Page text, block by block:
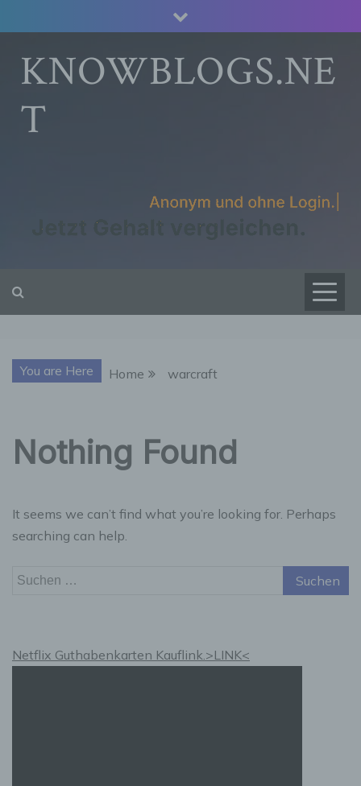
to
contentKNOWBLOGS.NE
T
You are Here Home warcraft
Nothing Found
It seems we can’t find what you’re looking for. Perhaps
searching can help.
Suchen
Netflix Guthabenkarten Kauflink.>LINK<